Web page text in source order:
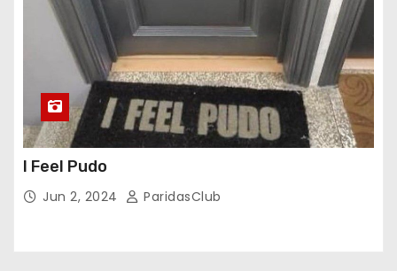
I Feel Pudo
Jun 2, 2024 ParidasClub